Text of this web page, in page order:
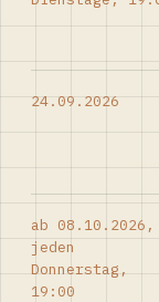
24.09.2026
ab 08.10.2026,
jeden
Donnerstag,
19:00